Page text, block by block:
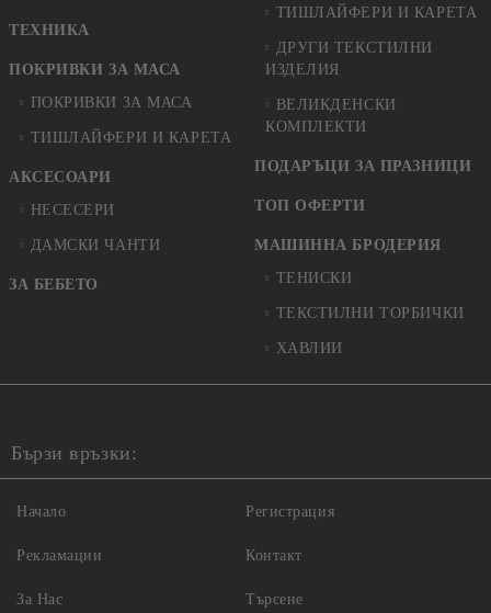
ТЕХНИКА
ПОКРИВКИ ЗА МАСА
ПОКРИВКИ ЗА МАСА
ТИШЛАЙФЕРИ И КАРЕТА
АКСЕСОАРИ
НЕСЕСЕРИ
ДАМСКИ ЧАНТИ
ЗА БЕБЕТО
ТИШЛАЙФЕРИ И КАРЕТА
ДРУГИ ТЕКСТИЛНИ
ИЗДЕЛИЯ
ВЕЛИКДЕНСКИ
КОМПЛЕКТИ
ПОДАРЪЦИ ЗА ПРАЗНИЦИ
ТОП ОФЕРТИ
МАШИННА БРОДЕРИЯ
ТЕНИСКИ
ТЕКСТИЛНИ ТОРБИЧКИ
ХАВЛИИ
Бързи връзки:
Начало
Рекламации
За Нас
Регистрация
Контакт
Търсене